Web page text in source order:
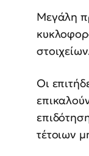
Μεγάλη
Οι
τέτοιων